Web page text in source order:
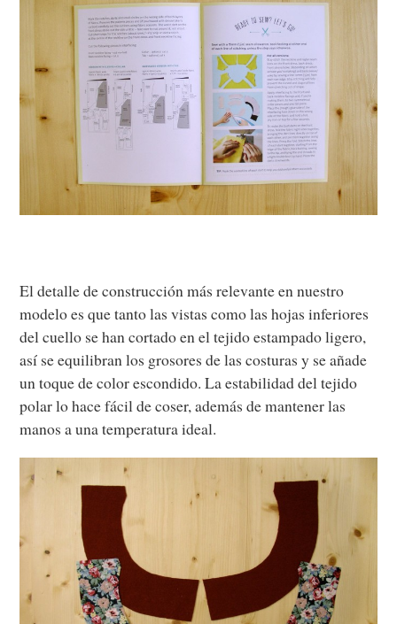
El detalle de construcción más relevante en nuestro
modelo es que tanto las vistas como las hojas inferiores
del cuello se han cortado en el tejido estampado ligero,
así se equilibran los grosores de las costuras y se añade
un toque de color escondido. La estabilidad del tejido
polar lo hace fácil de coser, además de mantener las
manos a una temperatura ideal.